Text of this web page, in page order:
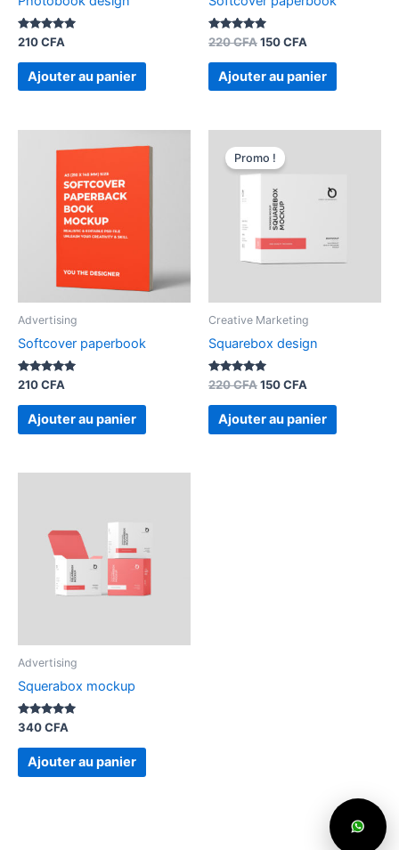
Note
5.00
sur 5
210CFA
Ajouter au panier
Note
sur 5
220CFA150CFA
Ajouter au panier
Advertising
Softcover paperbook
Note
5.00
sur 5
210CFA
Ajouter au panier
Promo !
Creative Marketing
Squarebox design
Note
sur 5
220CFA
prix
initial
220 CFA.
150CFA
150 CFA.
Ajouter au panier
Advertising
Squerabox mockup
Note
5.00
sur 5
340CFA
Ajouter au panier